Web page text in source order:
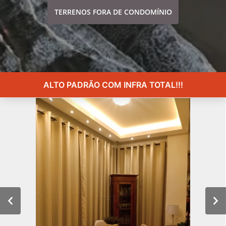
TERRENOS FORA DE CONDOMÍNIO
ALTO PADRÃO COM INFRA TOTAL!!!